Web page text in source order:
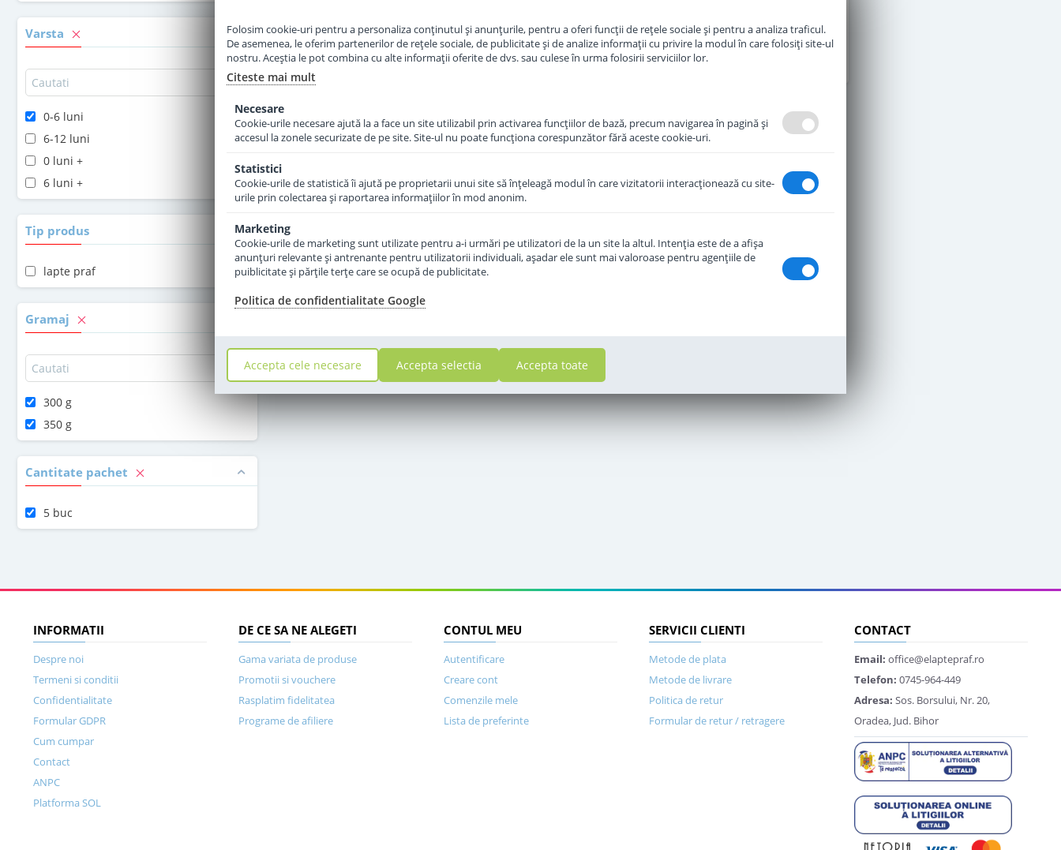
Varsta
0-6 luni
6-12 luni
0 luni +
6 luni +
Tip produs
lapte praf
Gramaj
300 g
350 g
Cantitate pachet
5 buc
Adauga in cos Adauga in cos Adauga in cos
INFORMATII
Despre noi
Termeni si conditii
Confidentialitate
Formular GDPR
Cum cumpar
Contact
ANPC
Platforma SOL
DE CE SA NE ALEGETI
Gama variata de produse
Promotii si vouchere
Rasplatim fidelitatea
Programe de afiliere
CONTUL MEU
Autentificare
Creare cont
Comenzile mele
Lista de preferinte
SERVICII CLIENTI
Metode de plata
Metode de livrare
Politica de retur
Formular de retur / retragere
CONTACT
Email: office@elaptepraf.ro
Telefon: 0745-964-449
Adresa: Sos. Borsului, Nr. 20,
Oradea, Jud. Bihor
Folosim cookie-uri pentru a personaliza conținutul și anunțurile, pentru a oferi funcții de rețele sociale și pentru a analiza traficul.
De asemenea, le oferim partenerilor de rețele sociale, de publicitate și de analize informații cu privire la modul în care folosiți site-ul
nostru. Aceștia le pot combina cu alte informații oferite de dvs. sau culese în urma folosirii serviciilor lor.
Citeste mai mult
Necesare
Cookie-urile necesare ajută la a face un site utilizabil prin activarea funcţiilor de bază, precum navigarea în pagină şi
accesul la zonele securizate de pe site. Site-ul nu poate funcţiona corespunzător fără aceste cookie-uri.
Statistici
Cookie-urile de statistică îi ajută pe proprietarii unui site să înţeleagă modul în care vizitatorii interacţionează cu site-
urile prin colectarea şi raportarea informaţiilor în mod anonim.
Marketing
Cookie-urile de marketing sunt utilizate pentru a-i urmări pe utilizatori de la un site la altul. Intenţia este de a afişa
anunţuri relevante şi antrenante pentru utilizatorii individuali, aşadar ele sunt mai valoroase pentru agenţiile de
puiblicitate şi părţile terţe care se ocupă de publicitate.
Politica de confidentialitate Google
Accepta cele necesare Accepta selectia Accepta toate